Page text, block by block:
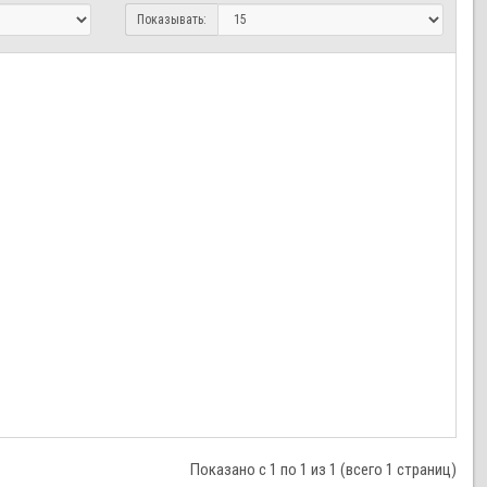
Показывать:
Показано с 1 по 1 из 1 (всего 1 страниц)